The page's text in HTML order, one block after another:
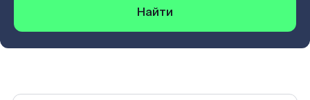
Найти